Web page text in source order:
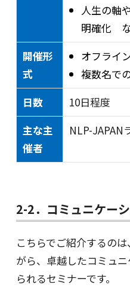
人生の軸
明確化
開催形
式
オフライ
複数名で
日数
10日程度
主な主
催者
NLP-JAPAN
2-2．コミュニケー
こちらでご紹介するの
がら、卓越したコミュ
られるセミナーです。